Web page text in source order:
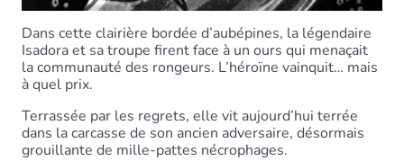
Dans cette clairière bordée d’aubépines, la légendaire
Isadora et sa troupe firent face à un ours qui menaçait
la communauté des rongeurs. L’héroïne vainquit… mais
à quel prix.
Terrassée par les regrets, elle vit aujourd’hui terrée
dans la carcasse de son ancien adversaire, désormais
grouillante de mille-pattes nécrophages.